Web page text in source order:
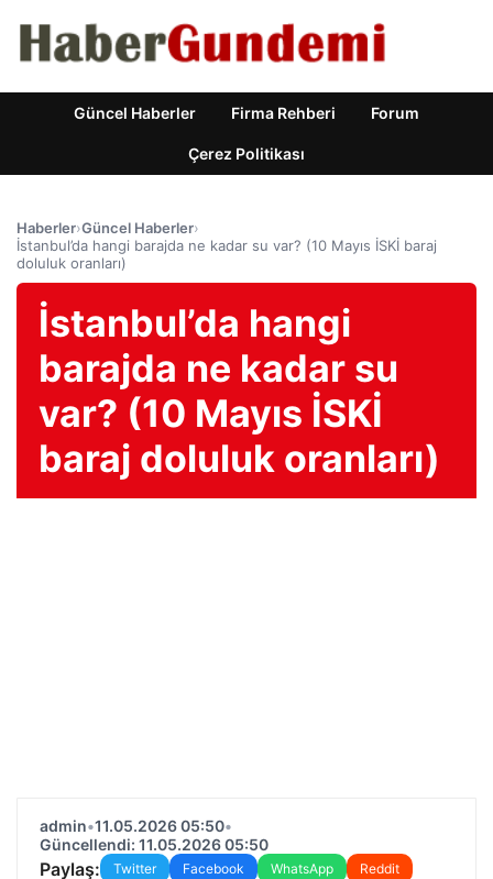
Güncel Haberler Firma Rehberi Forum
Çerez Politikası
Haberler›Güncel Haberler›
İstanbul’da hangi barajda ne kadar su var? (10 Mayıs İSKİ baraj
doluluk oranları)
İstanbul’da hangi
barajda ne kadar su
var? (10 Mayıs İSKİ
baraj doluluk oranları)
admin•11.05.2026 05:50•
Güncellendi: 11.05.2026 05:50
Paylaş: Twitter Facebook WhatsApp
Reddit